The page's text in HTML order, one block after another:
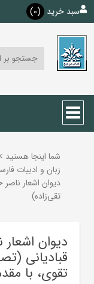
سبد خرید (0)
شما اینجا هستید
زبان و ادبيات
دیوان اشعار
تقی‌زاده)
دیوان
قبادیانی
تقوی، با